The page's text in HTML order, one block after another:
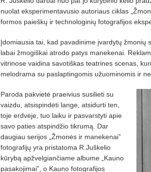
nuolat eksperimentavusio autoriaus ciklas
formos paieškų ir technologinių fotografijos
Įdomiausia tai, kad pavadinime įvardytų
labai žmogiškai atrodo patys manekenai.
vitrinose vaidina savotiškas teatrines scenas,
melodrama su paslaptingomis užuominomis ir
Paroda pakvietė praeivius susilieti su
vaizdu, atsispindėti lange, atsidurti ten,
toje erdvėje, tuo laiku ir pasvarstyti apie
savo paties atspindžio tikrumą. Dar
daugiau serijos „Žmonės ir manekenai”
fotografijų yra pristatoma R.Juškelio
kūrybą apžvelgiančiame albume „Kauno
pasakojimai”, o Kauno fotografijos